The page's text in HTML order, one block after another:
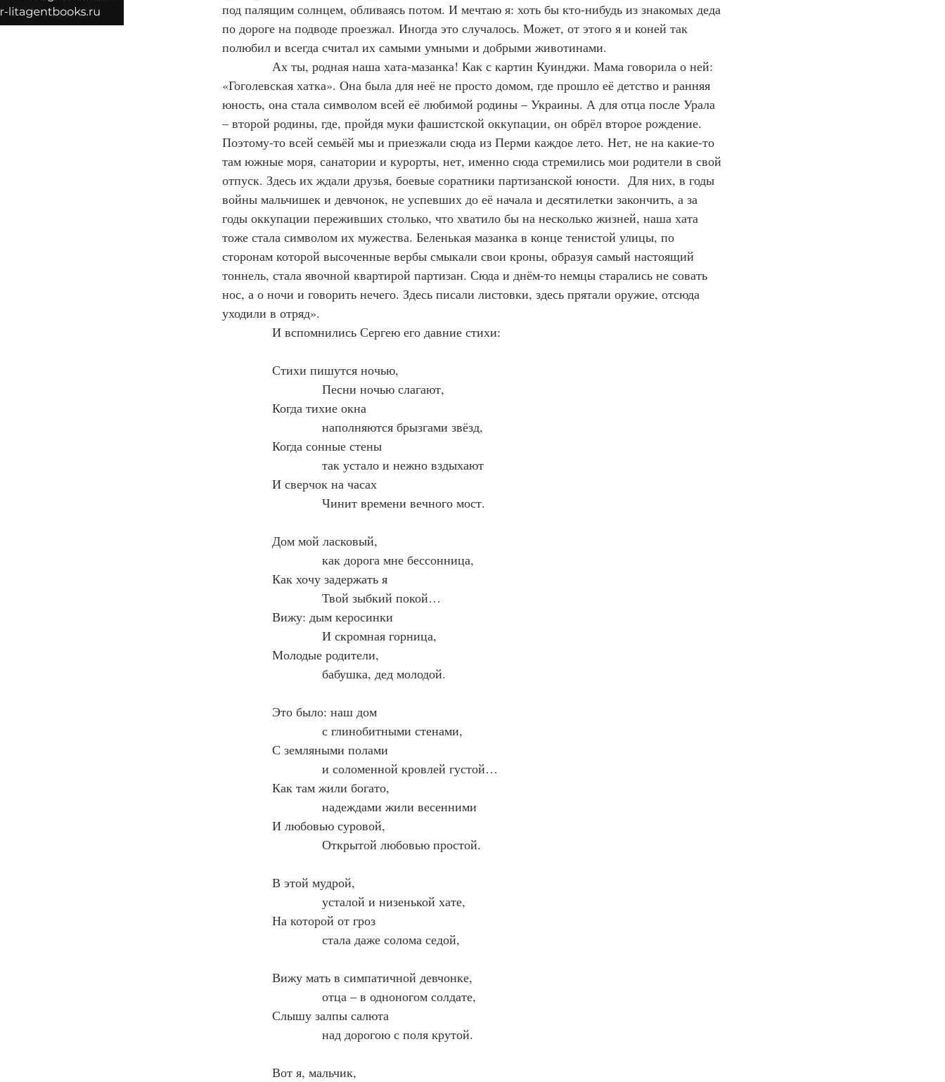
под палящим солнцем, обливаясь потом. И мечтаю я: хоть бы кто-нибудь из знакомых деда
по дороге на подводе проезжал. Иногда это случалось. Может, от этого я и коней так
полюбил и всегда считал их самыми умными и добрыми животинами.
Ах ты, родная наша хата-мазанка! Как с картин Куинджи. Мама говорила о ней:
«Гоголевская хатка». Она была для неё не просто домом, где прошло её детство и ранняя
юность, она стала символом всей её любимой родины – Украины. А для отца после Урала
– второй родины, где, пройдя муки фашистской оккупации, он обрёл второе рождение.
Поэтому-то всей семьёй мы и приезжали сюда из Перми каждое лето. Нет, не на какие-то
там южные моря, санатории и курорты, нет, именно сюда стремились мои родители в свой
отпуск. Здесь их ждали друзья, боевые соратники партизанской юности.  Для них, в годы
войны мальчишек и девчонок, не успевших до её начала и десятилетки закончить, а за
годы оккупации переживших столько, что хватило бы на несколько жизней, наша хата
тоже стала символом их мужества. Беленькая мазанка в конце тенистой улицы, по
сторонам которой высоченные вербы смыкали свои кроны, образуя самый настоящий
тоннель, стала явочной квартирой партизан. Сюда и днём-то немцы старались не совать
нос, а о ночи и говорить нечего. Здесь писали листовки, здесь прятали оружие, отсюда
уходили в отряд».
И вспомнились Сергею его давние стихи:
Стихи пишутся ночью,
Песни ночью слагают,
Когда тихие окна
наполняются брызгами звёзд,
Когда сонные стены
так устало и нежно вздыхают
И сверчок на часах
Чинит времени вечного мост.
Дом мой ласковый,
как дорога мне бессонница,
Как хочу задержать я
Твой зыбкий покой…
Вижу: дым керосинки
И скромная горница,
Молодые родители,
бабушка, дед молодой.
Это было: наш дом
с глинобитными стенами,
С земляными полами
и соломенной кровлей густой…
Как там жили богато,
надеждами жили весенними
И любовью суровой,
Открытой любовью простой.
В этой мудрой,
усталой и низенькой хате,
На которой от гроз
стала даже солома седой,
Вижу мать в симпатичной девчонке,
отца – в одноногом солдате,
Слышу залпы салюта
над дорогою с поля крутой.
Вот я, мальчик,